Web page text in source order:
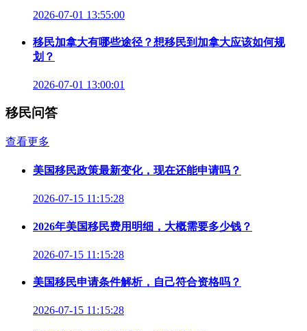
2026-07-01 13:55:00
移民加拿大有哪些途径？想移民到加拿大应该如何规
划？
2026-07-01 13:00:01
移民问答
查看更多
美国移民政策最新变化，现在还能申请吗？
2026-07-15 11:15:28
2026年美国移民费用明细，大概需要多少钱？
2026-07-15 11:15:28
美国移民申请条件解析，自己符合资格吗？
2026-07-15 11:15:28